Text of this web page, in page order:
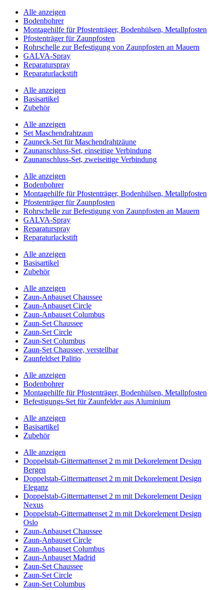
Alle anzeigen
Bodenbohrer
Montagehilfe für Pfostenträger, Bodenhülsen, Metallpfosten
Pfostenträger für Zaunpfosten
Rohrschelle zur Befestigung von Zaunpfosten an Mauern
GALVA-Spray
Reparaturspray
Reparaturlackstift
Alle anzeigen
Basisartikel
Zubehör
Alle anzeigen
Set Maschendrahtzaun
Zauneck-Set für Maschendrahtzäune
Zaunanschluss-Set, einseitige Verbindung
Zaunanschluss-Set, zweiseitige Verbindung
Alle anzeigen
Bodenbohrer
Montagehilfe für Pfostenträger, Bodenhülsen, Metallpfosten
Pfostenträger für Zaunpfosten
Rohrschelle zur Befestigung von Zaunpfosten an Mauern
GALVA-Spray
Reparaturspray
Reparaturlackstift
Alle anzeigen
Basisartikel
Zubehör
Alle anzeigen
Zaun-Anbauset Chaussee
Zaun-Anbauset Circle
Zaun-Anbauset Columbus
Zaun-Set Chaussee
Zaun-Set Circle
Zaun-Set Columbus
Zaun-Set Chaussee, verstellbar
Zaunfeldset Palitio
Alle anzeigen
Bodenbohrer
Montagehilfe für Pfostenträger, Bodenhülsen, Metallpfosten
Befestigungs-Set für Zaunfelder aus Aluminium
Alle anzeigen
Basisartikel
Zubehör
Alle anzeigen
Doppelstab-Gittermattenset 2 m mit Dekorelement Design
Bergen
Doppelstab-Gittermattenset 2 m mit Dekorelement Design
Eleganz
Doppelstab-Gittermattenset 2 m mit Dekorelement Design
Nexus
Doppelstab-Gittermattenset 2 m mit Dekorelement Design
Oslo
Zaun-Anbauset Chaussee
Zaun-Anbauset Circle
Zaun-Anbauset Columbus
Zaun-Anbauset Madrid
Zaun-Set Chaussee
Zaun-Set Circle
Zaun-Set Columbus